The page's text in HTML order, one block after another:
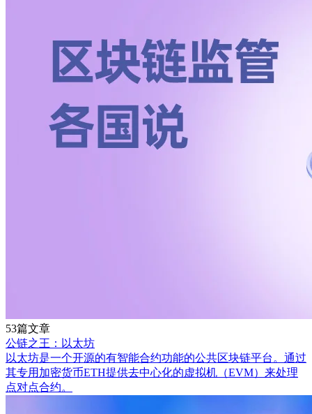
53篇文章
公链之王：以太坊
以太坊是一个开源的有智能合约功能的公共区块链平台。通过
其专用加密货币ETH提供去中心化的虚拟机（EVM）来处理
点对点合约。